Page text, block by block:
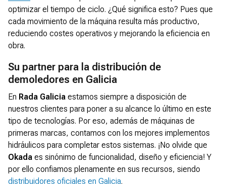
optimizar el tiempo de ciclo. ¿Qué significa esto? Pues que
cada movimiento de la máquina resulta más productivo,
reduciendo costes operativos y mejorando la eficiencia en
obra.
Su partner para la distribución de
demoledores en Galicia
En Rada Galicia estamos siempre a disposición de
nuestros clientes para poner a su alcance lo último en este
tipo de tecnologías. Por eso, además de máquinas de
primeras marcas, contamos con los mejores implementos
hidráulicos para completar estos sistemas. ¡No olvide que
Okada es sinónimo de funcionalidad, diseño y eficiencia! Y
por ello confiamos plenamente en sus recursos, siendo
distribuidores oficiales en Galicia.